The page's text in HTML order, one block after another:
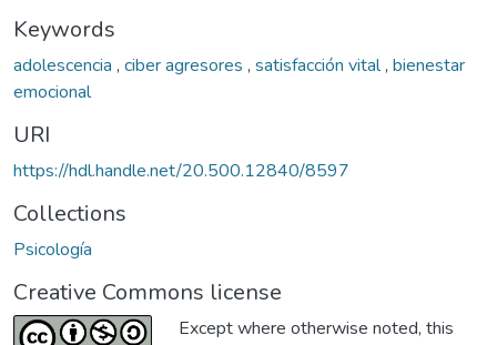
Keywords
adolescencia , ciber agresores , satisfacción vital, bienestar
emocional
URI
https://hdl.handle.net/20.500.12840/8597
Collections
Psicología
Creative Commons license
Except where otherwise noted, this